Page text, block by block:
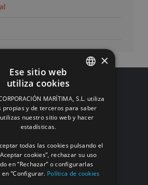
ENGLISH
FRENCH
×
Ese sitio web
utiliza cookies
MARÍTIMA, S.L. utiliza
propias y de terceros para saber
nuestro sitio web y hacer
estadísticas.
todas las cookies pulsando el
cookies”, rechazar su uso
en “Rechazar” o configurarlas
“Configurar. Política de cookies